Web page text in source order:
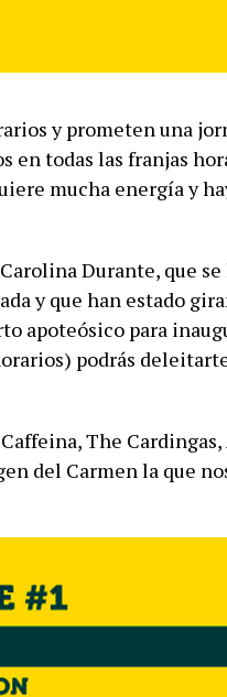
y prometen una
todas las franjas
mucha energía y
Durante, que
y que han estado
apoteósico para
podrás
The
del Carmen la que